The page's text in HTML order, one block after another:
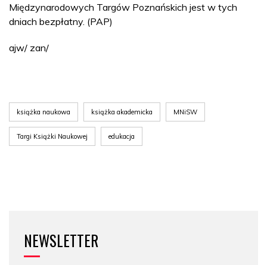
Międzynarodowych Targów Poznańskich jest w tych
dniach bezpłatny. (PAP)
ajw/ zan/
książka naukowa książka akademicka MNiSW
Targi Książki Naukowej edukacja
NEWSLETTER